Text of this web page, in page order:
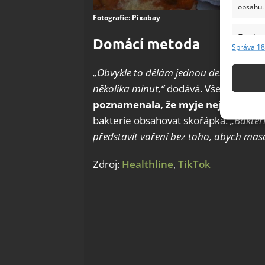
obsahu.
Funkce
Správa
Fotografie: Pixabay
Domácí metoda
„Obvykle to dělám jednou denně,
několika minut,“dodává. Vše omývá
poznamenala, že myje nejen
bakterie obsahovat skořápka.
představit vaření bez toho, abych
Zdroj: Healthline, TikTok